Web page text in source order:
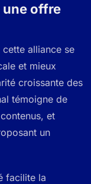
une offre
cette alliance se
et mieux
croissante des
témoigne de
et
un
facilite la